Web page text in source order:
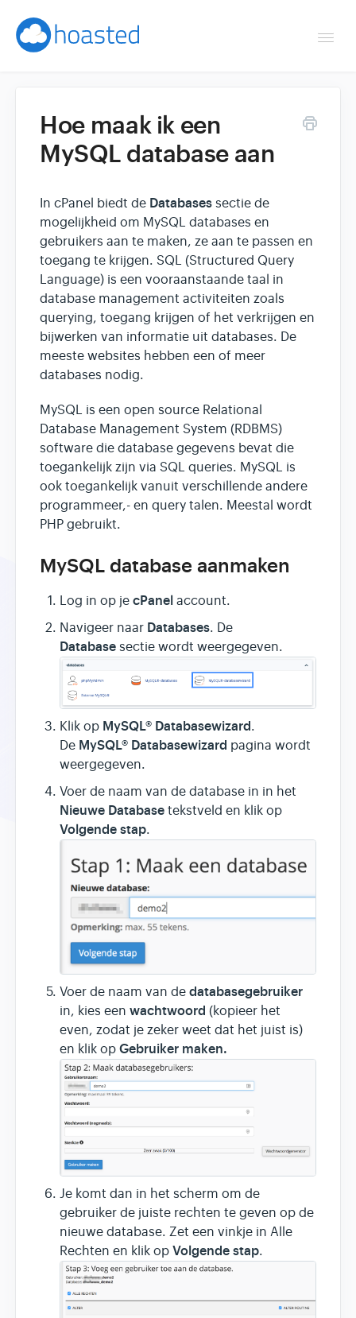
Helpdesk
Reseller & developer
Contact
Klantenpaneel →
Hoasted.com →
Hoe maak ik een
MySQL database aan
In cPanel biedt de Databases sectie de
mogelijkheid om MySQL databases en
gebruikers aan te maken, ze aan te passen en
toegang te krijgen. SQL (Structured Query
Language) is een vooraanstaande taal in
database management activiteiten zoals
querying, toegang krijgen of het verkrijgen en
bijwerken van informatie uit databases. De
meeste websites hebben een of meer
databases nodig.
MySQL is een open source Relational
Database Management System (RDBMS)
software die database gegevens bevat die
toegankelijk zijn via SQL queries. MySQL is
ook toegankelijk vanuit verschillende andere
programmeer,- en query talen. Meestal wordt
PHP gebruikt.
MySQL database aanmaken
Log in op je cPanel account.
Navigeer naar Databases. De
Database sectie wordt weergegeven.
Klik op MySQL® Databasewizard.
De MySQL® Databasewizard pagina wordt
weergegeven.
Voer de naam van de database in in het
Nieuwe Database tekstveld en klik op
Volgende stap.
Voer de naam van de databasegebruiker
in, kies een wachtwoord (kopieer het
even, zodat je zeker weet dat het juist is)
en klik op Gebruiker maken.
Je komt dan in het scherm om de
gebruiker de juiste rechten te geven op de
nieuwe database. Zet een vinkje in Alle
Rechten en klik op Volgende stap.